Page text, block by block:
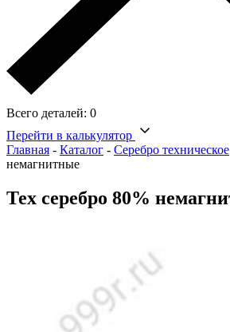
Всего деталей: 0
Перейти в калькулятор
Главная - Каталог - Серебро техническое
немагнитные
Тех серебро 80%